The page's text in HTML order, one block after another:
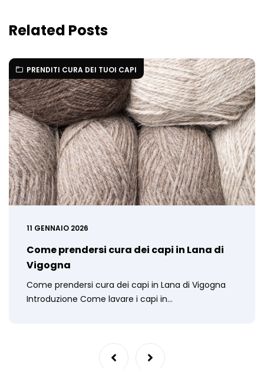
Related Posts
PRENDITI CURA DEI TUOI CAPI
11 GENNAIO 2026
Come prendersi cura dei capi in Lana di
Vigogna
Come prendersi cura dei capi in Lana di Vigogna
Introduzione Come lavare i capi in…